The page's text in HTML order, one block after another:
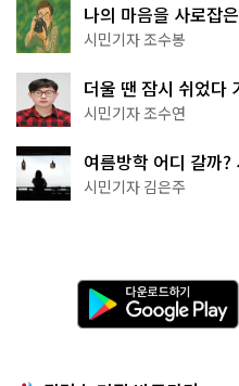
나의 마음을 사로잡
상작 공개!
시민기자 조수봉
더울 땐 잠시 쉬었다
·무더위쉼터까지
시민기자 조수연
여름방학 어디 갈까
추천
시민기자 김은주
다
운
로
기